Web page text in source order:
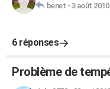
benet - 3 août 2010
6 réponses
Problème de